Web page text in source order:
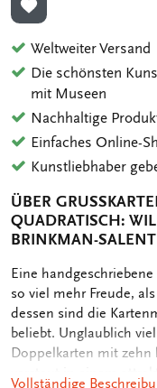
ZUR
Weltweiter Versand
Die schönsten
mit Museen
Nachhaltige
Einfaches Online-
Kunstliebhaber
ÜBER
UADRATISCH:
RINKMAN-
OMSCHRIJVING
Eine
so viel mehr Freude,
dessen sind die
beliebt. Unglaublich
Doppelkarten mit zehn
verstaut in einem
Vollständige